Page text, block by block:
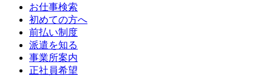
お仕事検索
初めての方へ
前払い制度
派遣を知る
事業所案内
正社員希望